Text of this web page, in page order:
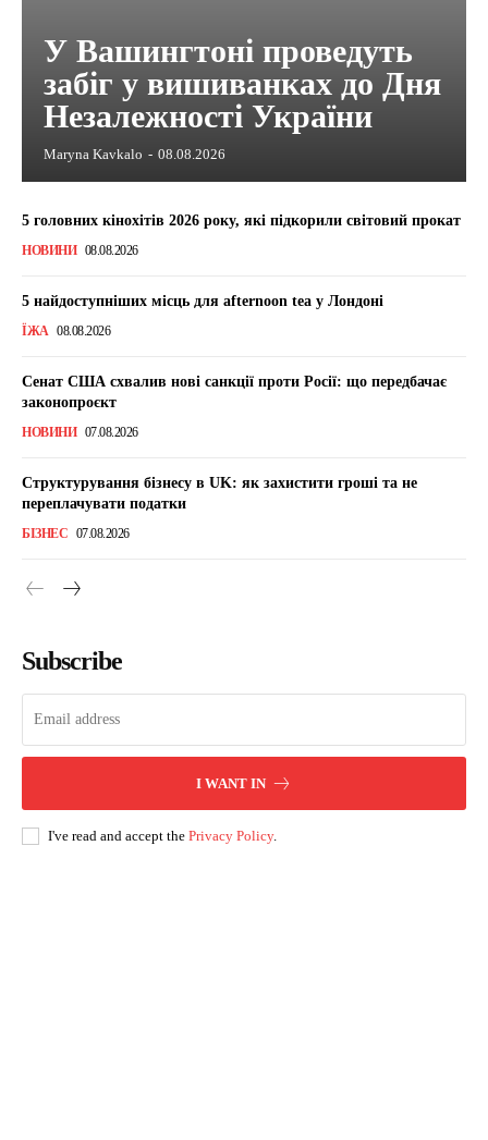
У Вашингтоні проведуть
забіг у вишиванках до Дня
Незалежності України
Maryna Kavkalo - 08.08.2026
5 головних кінохітів 2026 року, які підкорили світовий прокат
НОВИНИ 08.08.2026
5 найдоступніших місць для afternoon tea у Лондоні
ЇЖА 08.08.2026
Сенат США схвалив нові санкції проти Росії: що передбачає
законопроєкт
НОВИНИ 07.08.2026
Структурування бізнесу в UK: як захистити гроші та не
переплачувати податки
БІЗНЕС 07.08.2026
Subscribe
I WANT IN
I've read and accept the Privacy Policy.